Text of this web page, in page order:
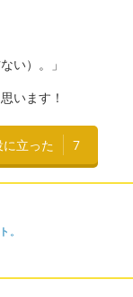
い）。」
います！
に立った 7
。